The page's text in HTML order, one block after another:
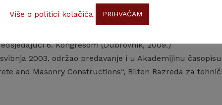
fakultetima sveučilišta u Zagrebu, Splitu,
prve ljetne škole za računalnu mehaniku
6. Kongresom (Dubrovnik, 2009.)
2003. održao predavanje i u Akademijinu
and Masonry Constructions“, Bilten Razreda za
Više o politici kolačića PRIHVAĆAM